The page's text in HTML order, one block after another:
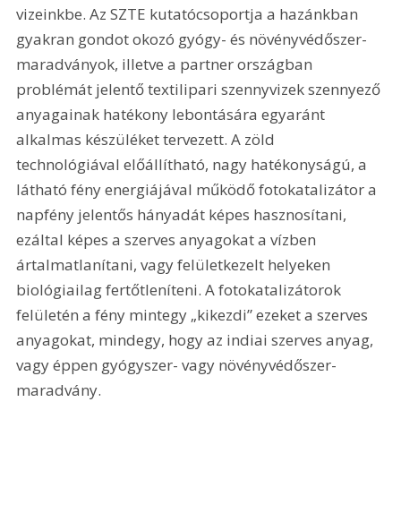
vizeinkbe. Az SZTE kutatócsoportja a hazánkban
gyakran gondot okozó gyógy- és növényvédőszer-
maradványok, illetve a partner országban
problémát jelentő textilipari szennyvizek szennyező
anyagainak hatékony lebontására egyaránt
alkalmas készüléket tervezett. A zöld
technológiával előállítható, nagy hatékonyságú, a
látható fény energiájával működő fotokatalizátor a
napfény jelentős hányadát képes hasznosítani,
ezáltal képes a szerves anyagokat a vízben
ártalmatlanítani, vagy felületkezelt helyeken
biológiailag fertőtleníteni. A fotokatalizátorok
felületén a fény mintegy „kikezdi” ezeket a szerves
anyagokat, mindegy, hogy az indiai szerves anyag,
vagy éppen gyógyszer- vagy növényvédőszer-
maradvány.